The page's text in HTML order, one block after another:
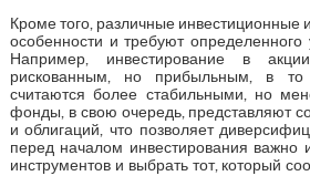
Кроме того, различные инвестиционные
особенности и требуют определенного
Например, инвестирование в
рискованным, но прибыльным, в то
считаются более стабильными, но
фонды, в свою очередь, представляют
и облигаций, что позволяет
перед началом инвестирования важно
инструментов и выбрать тот, который